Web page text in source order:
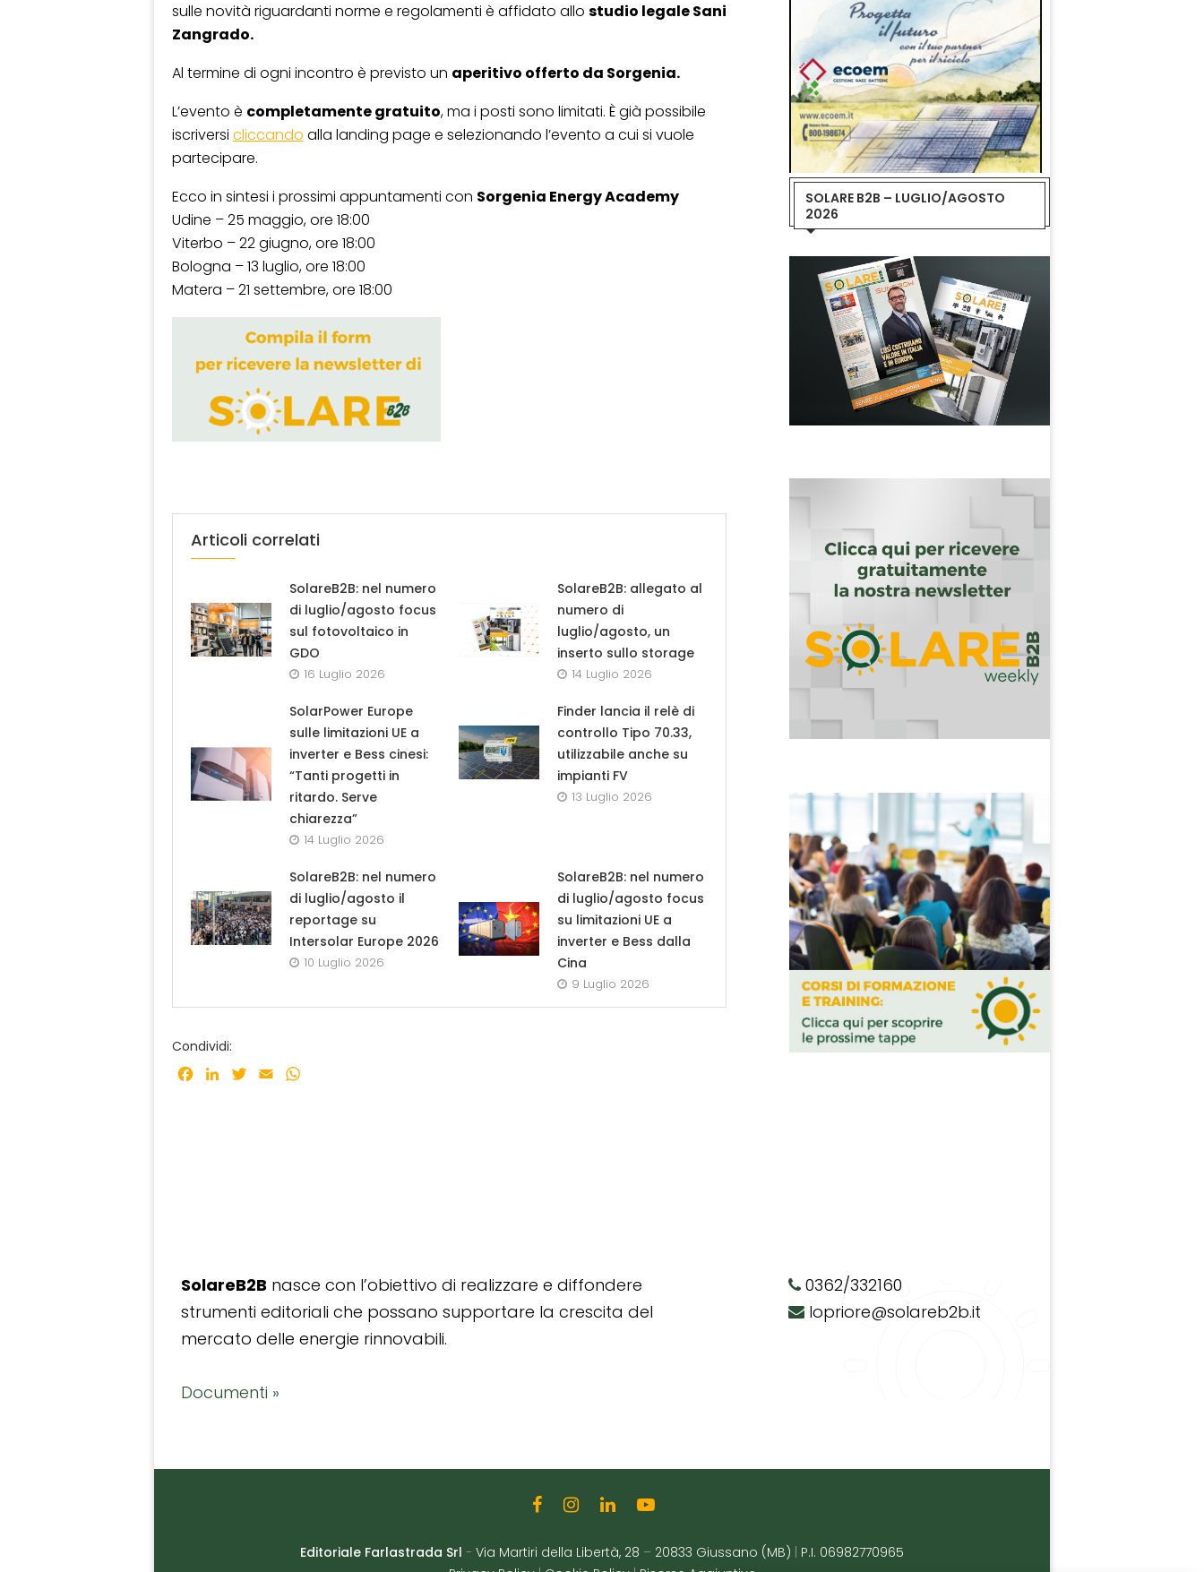
sulle novità riguardanti norme e regolamenti è affidato allo studio legale Sani
Zangrado.
Al termine di ogni incontro è previsto un aperitivo offerto da Sorgenia.
L’evento è completamente gratuito, ma i posti sono limitati. È già possibile
iscriversi cliccando alla landing page e selezionando l’evento a cui si vuole
partecipare.
Ecco in sintesi i prossimi appuntamenti con Sorgenia Energy Academy
Udine – 25 maggio, ore 18:00
Viterbo – 22 giugno, ore 18:00
Bologna – 13 luglio, ore 18:00
Matera – 21 settembre, ore 18:00
Articoli correlati
SolareB2B: nel numero
di luglio/agosto focus
sul fotovoltaico in
GDO
16 Luglio 2026
SolareB2B: allegato al
numero di
luglio/agosto, un
inserto sullo storage
14 Luglio 2026
SolarPower Europe
sulle limitazioni UE a
inverter e Bess cinesi:
“Tanti progetti in
ritardo. Serve
chiarezza”
14 Luglio 2026
Finder lancia il relè di
controllo Tipo 70.33,
utilizzabile anche su
impianti FV
13 Luglio 2026
SolareB2B: nel numero
di luglio/agosto il
reportage su
Intersolar Europe 2026
10 Luglio 2026
SolareB2B: nel numero
di luglio/agosto focus
su limitazioni UE a
inverter e Bess dalla
Cina
9 Luglio 2026
Condividi:
Facebook
LinkedInTwitter
Email
SOLARE B2B – LUGLIO/AGOSTO
2026
SolareB2B nasce con l’obiettivo di realizzare e diffondere
strumenti editoriali che possano supportare la crescita del
mercato delle energie rinnovabili.
Documenti »
0362/332160
lopriore@solareb2b.it
Editoriale Farlastrada Srl - Via Martiri della Libertà, 28 – 20833 Giussano (MB)
P.I. 06982770965